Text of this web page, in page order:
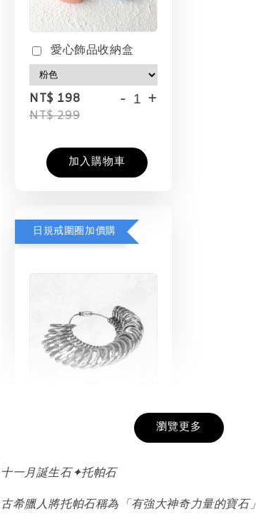
愛心飾品收納盒
NT$ 198
NT$ 299
- +
加入購物車
日規戒圍圈加價購
NT$ 98
+
加入購物車
瀏覽更多
十一月誕生石✦托帕石
古希臘人將托帕石稱為「有強大神奇力量的寶石」